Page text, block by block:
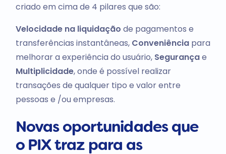
criado em cima de 4 pilares que são:
Velocidade na liquidação de pagamentos e
transferências instantâneas, Conveniência para
melhorar a experiência do usuário, Segurançae
Multiplicidade, onde é possível realizar
transações de qualquer tipo e valor entre
pessoas e /ou empresas.
Novas oportunidades que
o PIX traz para as